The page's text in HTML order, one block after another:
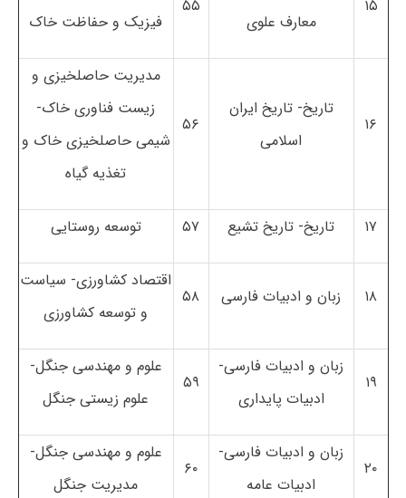
۱۵
معارف علوی
۵۵
فیزیک و حفاظت خاک
۱۶
تاریخ- تاریخ ایران
اسلامی
۵۶
مدیریت حاصلخیزی و
زیست فناوری خاک-
شیمی حاصلخیزی خاک و
تغذیه گیاه
۱۷ تاریخ- تاریخ تشیع ۵۷ توسعه روستایی
۱۸ زبان و ادبیات فارسی ۵۸
اقتصاد کشاورزی- سیاست
و توسعه کشاورزی
۱۹
زبان و ادبیات فارسی-
ادبیات پایداری
۵۹
علوم و مهندسی جنگل-
علوم زیستی جنگل
۲۰
زبان و ادبیات فارسی-
ادبیات عامه
۶۰
علوم و مهندسی جنگل-
مدیریت جنگل